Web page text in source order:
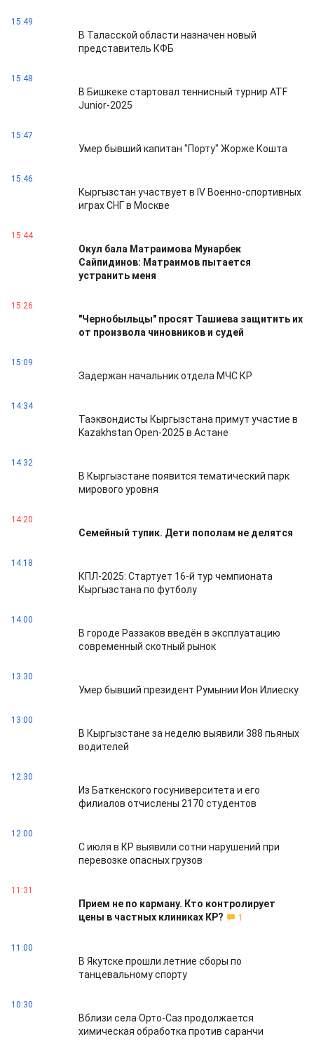
15:49
В Таласской области назначен новый
представитель КФБ
15:48
В Бишкеке стартовал теннисный турнир ATF
Junior-2025
15:47
Умер бывший капитан "Порту" Жорже Кошта
15:46
Кыргызстан участвует в IV Военно-спортивных
играх СНГ в Москве
15:44
Окул бала Матраимова Мунарбек
Сайпидинов: Матраимов пытается
устранить меня
15:26
"Чернобыльцы" просят Ташиева защитить их
от произвола чиновников и судей
15:09
Задержан начальник отдела МЧС КР
14:34
Таэквондисты Кыргызстана примут участие в
Kazakhstan Open-2025 в Астане
14:32
В Кыргызстане появится тематический парк
мирового уровня
14:20
Семейный тупик. Дети пополам не делятся
14:18
КПЛ-2025: Стартует 16-й тур чемпионата
Кыргызстана по футболу
14:00
В городе Раззаков введён в эксплуатацию
современный скотный рынок
13:30
Умер бывший президент Румынии Ион Илиеску
13:00
В Кыргызстане за неделю выявили 388 пьяных
водителей
12:30
Из Баткенского госуниверситета и его
филиалов отчислены 2170 студентов
12:00
С июля в КР выявили сотни нарушений при
перевозке опасных грузов
11:31
Прием не по карману. Кто контролирует
цены в частных клиниках КР?
1
11:00
В Якутске прошли летние сборы по
танцевальному спорту
10:30
Вблизи села Орто-Саз продолжается
химическая обработка против саранчи